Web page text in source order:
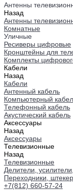
Антенны
Назад
Антенны
Комнатные
Уличные
Ресиверы цифровые
Кронштейны для
Комплекты
Кабели
Назад
Кабели
Антенный кабель
Компьютерный
Телефонный кабель
Акустический кабель
Аксессуары
Назад
Аксессуары
Телевизионные
Назад
Телевизионные
Делители,
Переходники,
+7(812) 660-57-24